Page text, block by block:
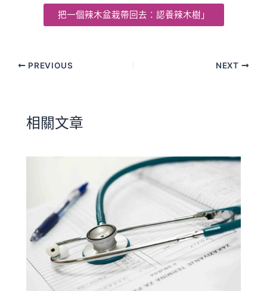
把一個辣木盆栽帶回去：認養辣木樹」
PREVIOUS NEXT
相關文章